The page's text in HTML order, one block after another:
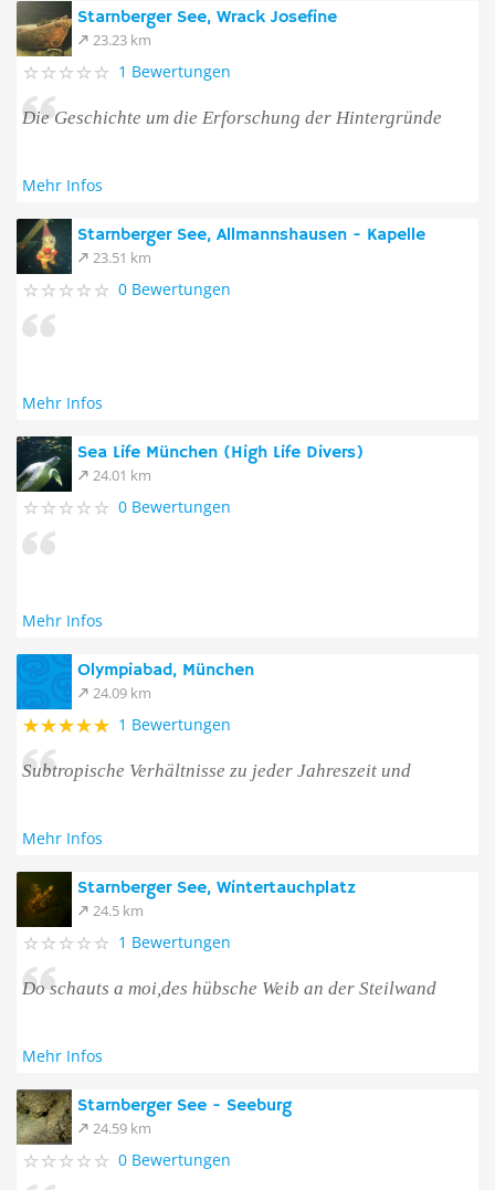
Starnberger See, Wrack Josefine
23.23 km
1 Bewertungen
Die Geschichte um die Erforschung der Hintergründe
Mehr Infos
Starnberger See, Allmannshausen - Kapelle
23.51 km
0 Bewertungen
Mehr Infos
Sea Life München (High Life Divers)
24.01 km
0 Bewertungen
Mehr Infos
Olympiabad, München
24.09 km
1 Bewertungen
Subtropische Verhältnisse zu jeder Jahreszeit und
Mehr Infos
Starnberger See, Wintertauchplatz
24.5 km
1 Bewertungen
Do schauts a moi,des hübsche Weib an der Steilwand
Mehr Infos
Starnberger See - Seeburg
24.59 km
0 Bewertungen